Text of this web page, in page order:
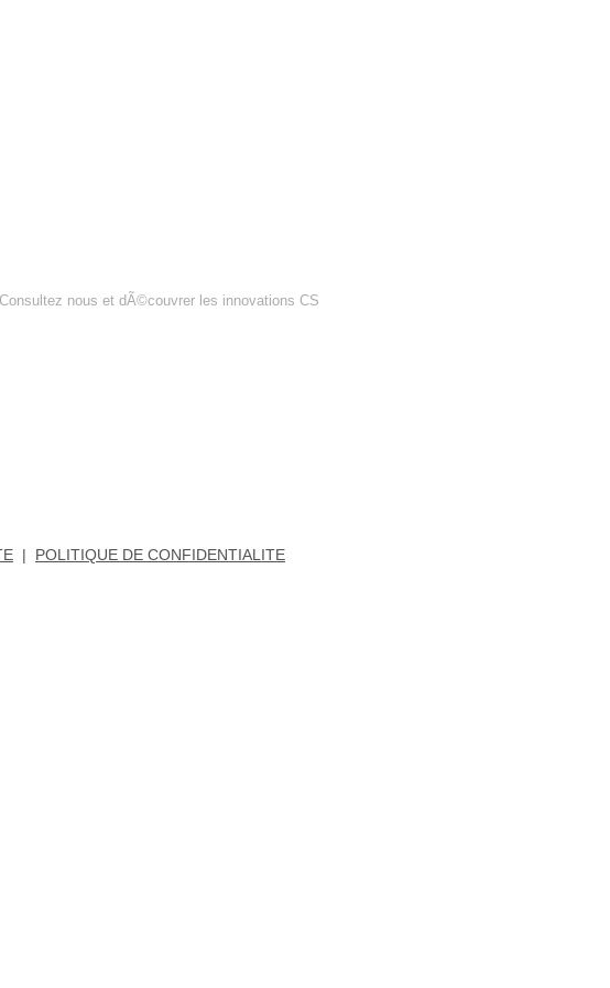
nous et dÃ©couvrer les innovations CS
| POLITIQUE DE CONFIDENTIALITE